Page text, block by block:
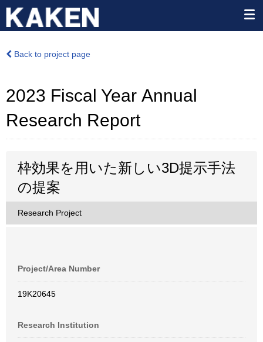
Back to project page
2023 Fiscal Year Annual
Research Report
枠効果を用いた新しい3D提示手法
の提案
Research Project
Project/Area Number
19K20645
Research Institution